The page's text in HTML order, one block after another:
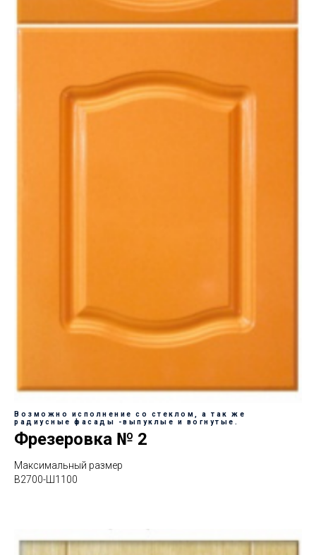
Возможно исполнение со стеклом, а так же
радиусные фасады -выпуклые и вогнутые.
Фрезеровка № 2
Максимальный размер
В2700-Ш1100